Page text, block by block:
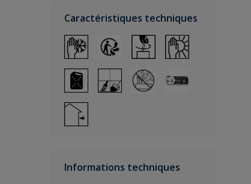
Caractéristiques techniques
Informations techniques